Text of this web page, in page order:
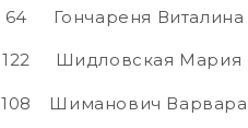
64 Гончареня Виталина
122 Шидловская Мария
108 Шиманович Варвара